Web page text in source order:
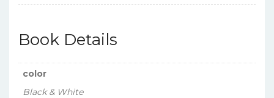
Book Details
color
Black & White